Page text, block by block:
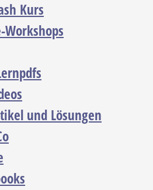
Kurs
Workshops
und Lösungen